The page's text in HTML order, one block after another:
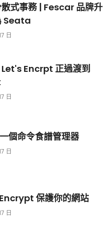
式事務 | Fescar 品牌升
Seata
日
Encrpt 正過渡到
日
個命令食譜管理器
日
保護你的網站
日